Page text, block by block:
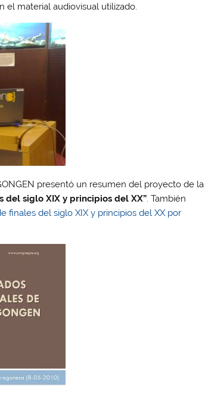
el material audiovisual utilizado.
presentó un resumen del proyecto de la
del siglo XIX y principios del XX”. También
finales del siglo XIX y principios del XX por